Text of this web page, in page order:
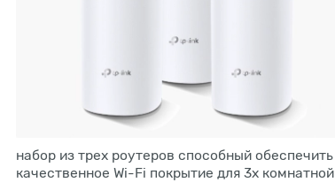
набор из трех роутеров способный обеспечить
качественное Wi-Fi покрытие для 3х комнатной